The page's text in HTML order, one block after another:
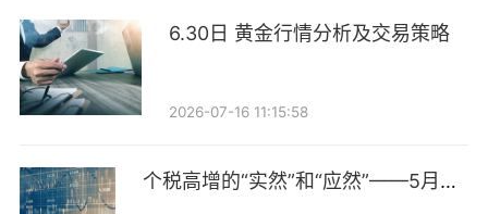
6.30日 黄金行情分析及交易策略
2026-07-16 11:15:58
个税高增的“实然”和“应然”——5月财